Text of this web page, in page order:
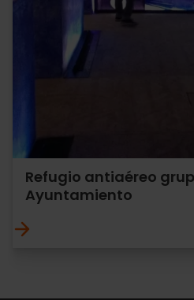
Refugio antiaéreo
Ayuntamiento